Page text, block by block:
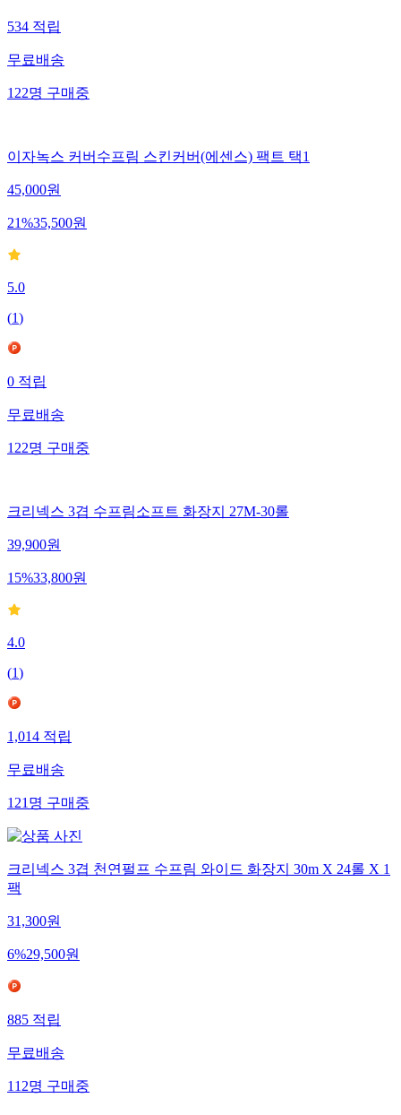
534적립
무료배송
122명구매중
이자녹스 커버수프림 스킨커버(에센스) 팩트 택1
45,000원
21%35,500원
5.0
(1)
0적립
무료배송
122명구매중
크리넥스 3겹 수프림소프트 화장지 27M-30롤
39,900원
15%33,800원
4.0
(1)
1,014적립
무료배송
121명구매중
크리넥스 3겹 천연펄프 수프림 와이드 화장지 30m X 24롤 X 1
팩
31,300원
6%29,500원
885적립
무료배송
112명구매중